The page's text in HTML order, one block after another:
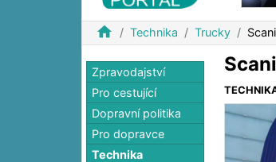
home Technika Trucky
Zpravodajství
Pro cestující
Dopravní politika
Pro dopravce
Technika